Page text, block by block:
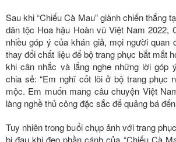
Sau khi “Chiếu Cà Mau” giành chiến thắng
dân tộc Hoa hậu Hoàn vũ Việt Nam 2022,
nhiều góp ý của khán giả, mọi người quan
thay đổi chất liệu để bộ trang phục bắt mắt
khi cân nhắc và lắng nghe những lời góp
chia sẻ: “Em nghĩ cốt lõi ở bộ trang phục
mộc. Em muốn mang câu chuyện Việt
làng nghề thủ công đặc sắc để quảng bá
Tuy nhiên trong buổi chụp ảnh với trang
bị đau khi đeo phần cánh của “Chiếu Cà